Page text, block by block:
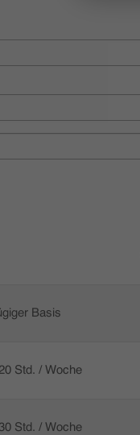
Basis
Std. / Woche
Std. / Woche